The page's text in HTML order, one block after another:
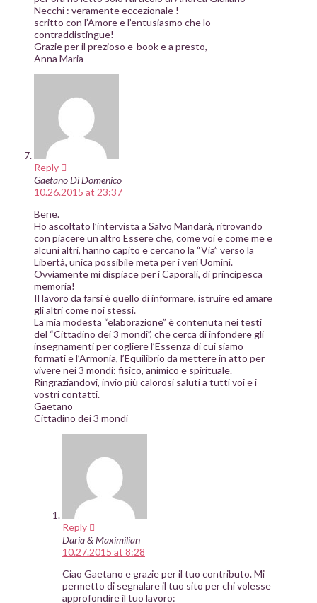
Necchi : veramente eccezionale !
scritto con l’Amore e l’entusiasmo che lo
contraddistingue!
Grazie per il prezioso e-book e a presto,
Anna Maria
Reply
Gaetano Di Domenico
10.26.2015 at 23:37
Bene.
Ho ascoltato l’intervista a Salvo Mandarà, ritrovando
con piacere un altro Essere che, come voi e come me e
alcuni altri, hanno capito e cercano la “Via” verso la
Libertà, unica possibile meta per i veri Uomini.
Ovviamente mi dispiace per i Caporali, di principesca
memoria!
Il lavoro da farsi è quello di informare, istruire ed amare
gli altri come noi stessi.
La mia modesta “elaborazione” è contenuta nei testi
del “Cittadino dei 3 mondi”, che cerca di infondere gli
insegnamenti per cogliere l’Essenza di cui siamo
formati e l’Armonia, l’Equilibrio da mettere in atto per
vivere nei 3 mondi: fisico, animico e spirituale.
Ringraziandovi, invio più calorosi saluti a tutti voi e i
vostri contatti.
Gaetano
Cittadino dei 3 mondi
Reply
Daria & Maximilian
10.27.2015 at 8:28
Ciao Gaetano e grazie per il tuo contributo. Mi
permetto di segnalare il tuo sito per chi volesse
approfondire il tuo lavoro: